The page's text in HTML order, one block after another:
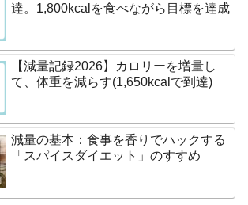
達。1,800kcalを食べながら目標を達成
【減量記録2026】カロリーを増量し
て、体重を減らす(1,650kcalで到達)
減量の基本：食事を香りでハックする
「スパイスダイエット」のすすめ